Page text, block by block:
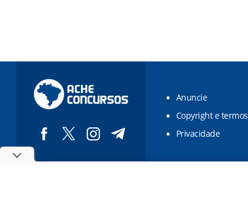
Anuncie
Copyright e termos
Privacidade